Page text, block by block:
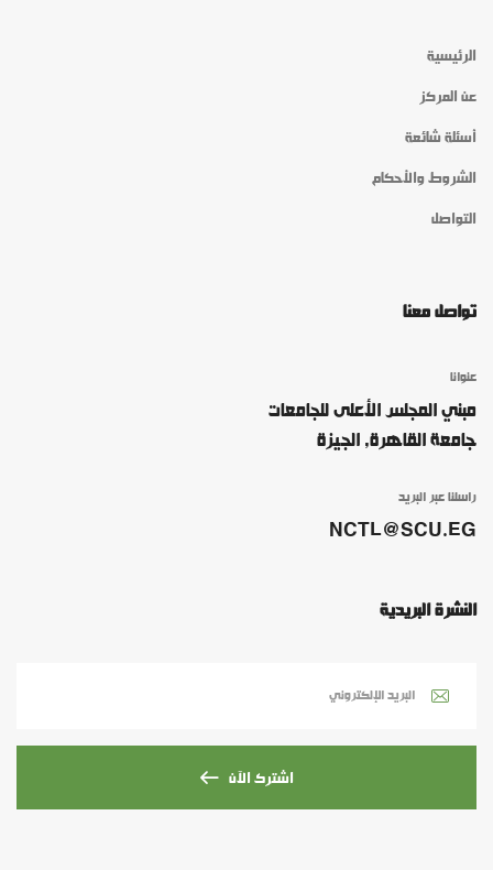
الرئيسية
عن المركز
أسئلة شائعة
الشروط والأحكام
التواصل
تواصل معنا
عنوانا
مبني المجلس الأعلى للجامعات
جامعة القاهرة, الجيزة
راسلنا عبر البريد
NCTL@SCU.EG
النشرة البريدية
اشترك الآن